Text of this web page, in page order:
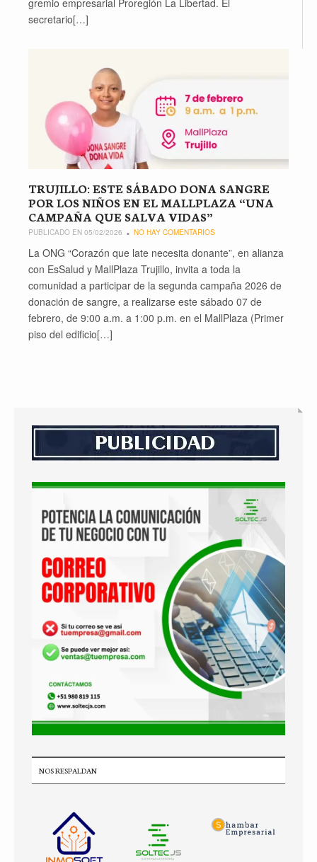
secretario[…]
TRUJILLO: ESTE SÁBADO DONA SANGRE
POR LOS NIÑOS EN EL MALLPLAZA “UNA
CAMPAÑA QUE SALVA VIDAS”
PUBLICADO EN 05/02/2026 NO HAY COMENTARIOS
La ONG “Corazón que late necesita donante”, en alianza
con EsSalud y MallPlaza Trujillo, invita a toda la
comunidad a participar de la segunda campaña 2026 de
donación de sangre, a realizarse este sábado 07 de
febrero, de 9:00 a.m. a 1:00 p.m. en el MallPlaza (Primer
piso del edificio[…]
NOS RESPALDAN